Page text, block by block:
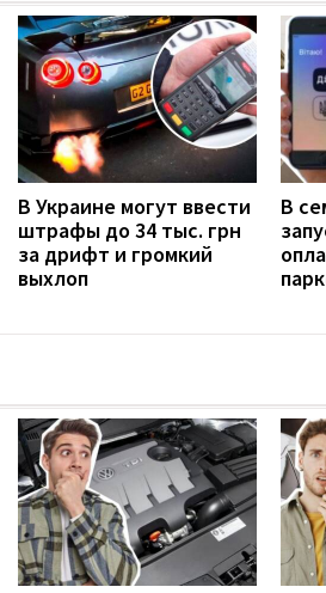
В Украине могут ввести
штрафы до 34 тыс. грн
за дрифт и громкий
выхлоп
В